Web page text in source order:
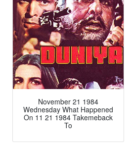
November 21 1984
Wednesday What Happened
On 11 21 1984 Takemeback
To